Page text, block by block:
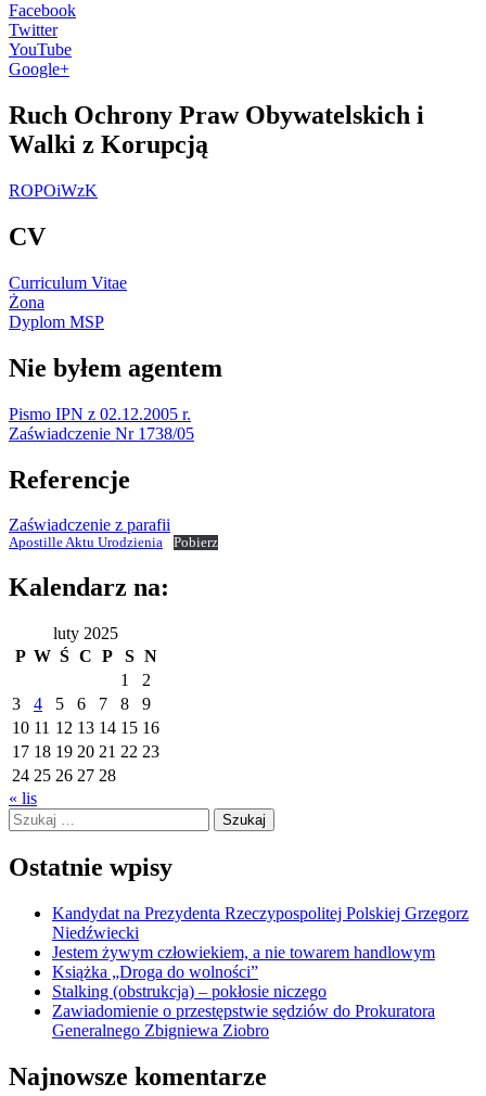
Facebook
Twitter
YouTube
Google+
Ruch Ochrony Praw Obywatelskich i
Walki z Korupcją
ROPOiWzK
CV
Curriculum Vitae
Żona
Dyplom MSP
Nie byłem agentem
Pismo IPN z 02.12.2005 r.
Zaświadczenie Nr 1738/05
Referencje
Zaświadczenie z parafii
Apostille Aktu Urodzienia Pobierz
Kalendarz na:
luty 2025
P W Ś C P S N
1
2
3
4 5 6 7 8
9
10 11 12 13 14 15 16
17 18 19 20 21 22 23
24 25 26 27 28
« lis
Szukaj:
Ostatnie wpisy
Kandydat na Prezydenta Rzeczypospolitej Polskiej Grzegorz
Niedźwiecki
Jestem żywym człowiekiem, a nie towarem handlowym
Książka „Droga do wolności”
Stalking (obstrukcja) – pokłosie niczego
Zawiadomienie o przestępstwie sędziów do Prokuratora
Generalnego Zbigniewa Ziobro
Najnowsze komentarze